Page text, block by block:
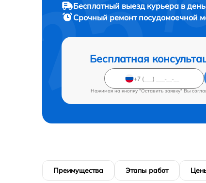
Бесплатный выезд курьера в
Срочный ремонт посудомоечной
Бесплатная
Нажимая на кнопку "Оставить заявку" Вы
Преимущества Этапы работ